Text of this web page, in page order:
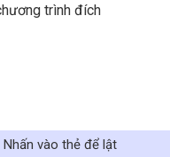
trình đích
Nhấn vào thẻ để lật